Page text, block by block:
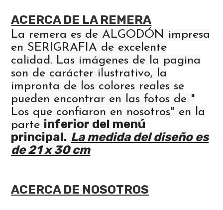
ACERCA DE LA REMERA
La remera es de ALGODÓN impresa
en SERIGRAFIA de excelente
calidad. Las imágenes de la pagina
son de carácter ilustrativo, la
impronta de los colores reales se
pueden encontrar en las fotos de "
Los que confiaron en nosotros" en la
parte inferior del menú
principal. La medida del diseño es
de 21 x 30 cm
ACERCA DE NOSOTROS